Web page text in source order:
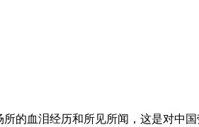
的血泪经历和所见所闻，这是对中